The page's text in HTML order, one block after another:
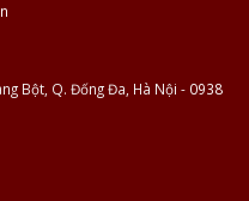
Bột, Q. Đống Đa, Hà Nội - 0938